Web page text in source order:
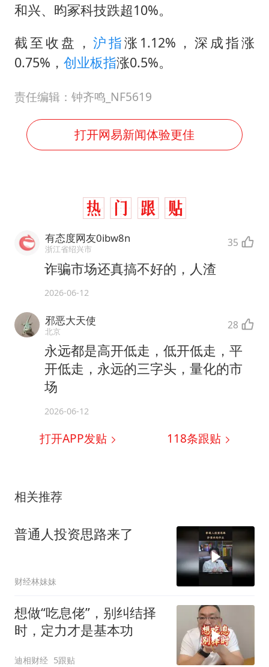
和兴、昀冢科技跌超10%。
截至收盘， 沪指涨1.12%，深成指涨
0.75%， 创业板指涨0.5%。
责任编辑：钟齐鸣_NF5619
打开网易新闻体验更佳
有态度网友0ibw8n
浙江省绍兴市 35
诈骗市场还真搞不好的，人渣
2026-06-12
邪恶大天使
北京 28
永远都是高开低走，低开低走，平
开低走，永远的三字头，量化的市
场
2026-06-12
打开APP发贴 118条跟贴
相关推荐
普通人投资思路来了
财经林妹妹
想做“吃息佬”，别纠结择
时，定力才是基本功
迪相财经 5跟贴